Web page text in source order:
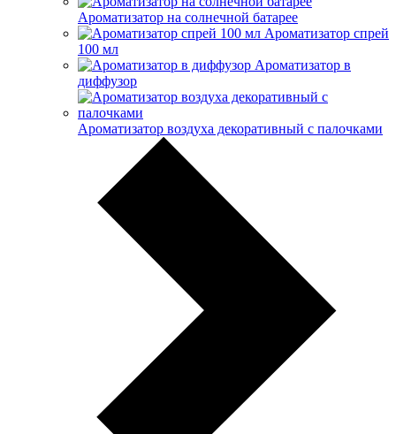
Ароматизатор на солнечной батарее
Ароматизатор спрей
100 мл
Ароматизатор в
диффузор
Ароматизатор воздуха декоративный с палочками